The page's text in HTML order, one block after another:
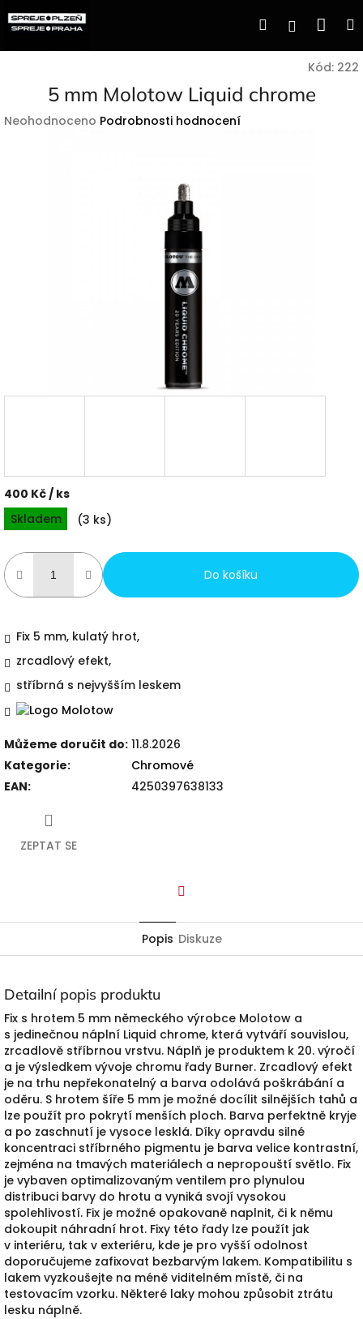
na
Hledat
Kód: 222
5 mm Molotow Liquid chrome
Průměrné
Neohodnoceno Podrobnosti hodnocení
400 Kč / ks
Měrná
cena:
Skladem (3 ks)
Do košíku
Fix 5 mm, kulatý hrot,
zrcadlový efekt,
stříbrná s nejvyšším leskem
Můžeme doručit do: 11.8.2026
Kategorie:
Chromové
EAN: 4250397638133
ZEPTAT SE
Popis Diskuze
Detailní popis produktu
Fix s hrotem 5 mm německého výrobce Molotow a
s jedinečnou náplní Liquid chrome, která vytváří souvislou,
zrcadlově stříbrnou vrstvu. Náplň je produktem k 20. výročí
a je výsledkem vývoje chromu řady Burner. Zrcadlový efekt
je na trhu nepřekonatelný a barva odolává poškrábání a
oděru. S hrotem šíře 5 mm je možné docílit silnějších tahů a
lze použít pro pokrytí menších ploch. Barva perfektně kryje
a po zaschnutí je vysoce lesklá. Díky opravdu silné
koncentraci stříbrného pigmentu je barva velice kontrastní,
zejména na tmavých materiálech a nepropouští světlo. Fix
je vybaven optimalizovaným ventilem pro plynulou
distribuci barvy do hrotu a vyniká svojí vysokou
spolehlivostí. Fix je možné opakovaně naplnit, či k němu
dokoupit náhradní hrot. Fixy této řady lze použít jak
v interiéru, tak v exteriéru, kde je pro vyšší odolnost
doporučujeme zafixovat bezbarvým lakem. Kompatibilitu s
lakem vyzkoušejte na méně viditelném místě, či na
testovacím vzorku. Některé laky mohou způsobit ztrátu
lesku náplně.